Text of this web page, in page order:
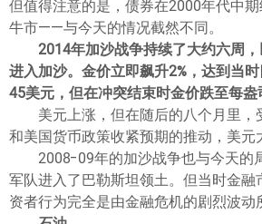
但值得注意的是，债券在2000年代中
牛市——与今天的情况截然不同。
2014年加沙战争持续了大约六周
进入加沙。金价立即飙升2%，达到当
45美元，但在冲突结束时金价跌至每盎
美元上涨，但在随后的八个月里，
和美国货币政策收紧预期的推动，美元
2008-09年的加沙战争也与今天的
军队进入了巴勒斯坦领土。但当时金融
资者行为完全是由金融危机的剧烈波动